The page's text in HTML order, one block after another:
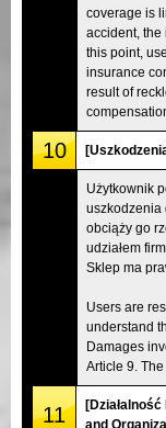
coverage is
accident, the
this point,
insurance
result of
10
Użytkownik
uszkodzenia
obciąży go
udziałem
Sklep ma
Users are
understand
Damages
Article 9.
11
and